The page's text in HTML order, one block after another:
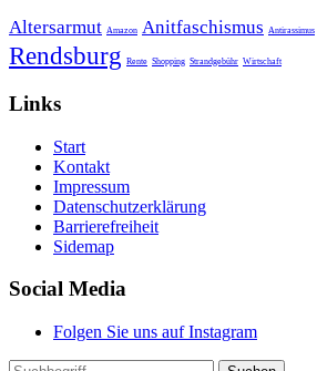
Altersarmut Amazon Anitfaschismus Antirassimus
Rendsburg Rente Shopping Strandgebühr Wirtschaft
Links
Start
Kontakt
Impressum
Datenschutzerklärung
Barrierefreiheit
Sidemap
Social Media
Folgen Sie uns auf Instagram